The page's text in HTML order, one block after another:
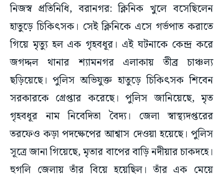
নিজস্ব প্রতিনিধি, বরানগর: ক্লিনিক খুলে বসেছিলেন
হাতুড়ে চিকিৎসক। সেই ক্লিনিকে এসে গর্ভপাত করাতে
গিয়ে মৃত্যু হল এক গৃহবধূর। এই ঘটনাকে কেন্দ্র করে
জগদ্দল থানার শ্যামনগর এলাকায় তীব্র চাঞ্চল্য
ছড়িয়েছে। পুলিস অভিযুক্ত হাতুড়ে চিকিৎসক শিবেন
সরকারকে গ্রেপ্তার করেছে। পুলিস জানিয়েছে, মৃত
গৃহবধূর নাম নিবেদিতা বৈদ্য। জেলা স্বাস্থ্যদপ্তরের
তরফেও কড়া পদক্ষেপের আশ্বাস দেওয়া হয়েছে। পুলিস
সূত্রে জানা গিয়েছে, মৃতার বাপের বাড়ি নদীয়ার চাকদহে।
হুগলি জেলায় তাঁর বিয়ে হয়েছিল। তাঁর এক মেয়ে